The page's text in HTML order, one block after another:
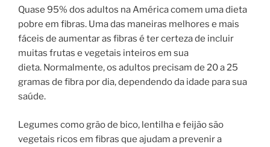
Quase 95% dos adultos na América comem uma dieta
pobre em fibras. Uma das maneiras melhores e mais
fáceis de aumentar as fibras é ter certeza de incluir
muitas frutas e vegetais inteiros em sua
dieta. Normalmente, os adultos precisam de 20 a 25
gramas de fibra por dia, dependendo da idade para sua
saúde.
Legumes como grão de bico, lentilha e feijão são
vegetais ricos em fibras que ajudam a prevenir a